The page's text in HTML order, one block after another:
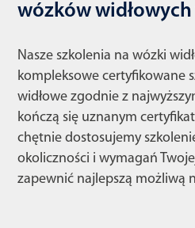
wózków
Nasze szkolenia na wózki
kompleksowe certyfikowane
widłowe zgodnie z
kończą się uznanym
chętnie dostosujemy
okoliczności i wymagań
zapewnić najlepszą możliwą